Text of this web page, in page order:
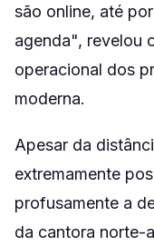
são online, até
agenda", revelou
operacional dos
moderna.
Apesar da
extremamente
profusamente a
da cantora norte-